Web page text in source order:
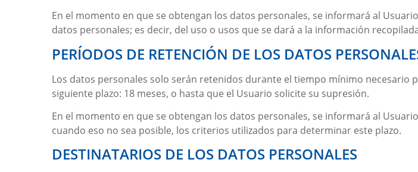
En el momento en que se obtengan los datos personales, se informará al
datos personales; es decir, del uso o usos que se dará a la información
PERÍODOS DE RETENCIÓN DE LOS DATOS
Los datos personales solo serán retenidos durante el tiempo mínimo
siguiente plazo: 18 meses, o hasta que el Usuario solicite su supresión.
En el momento en que se obtengan los datos personales, se informará al
cuando eso no sea posible, los criterios utilizados para determinar este plazo.
DESTINATARIOS DE LOS DATOS PERSONALES